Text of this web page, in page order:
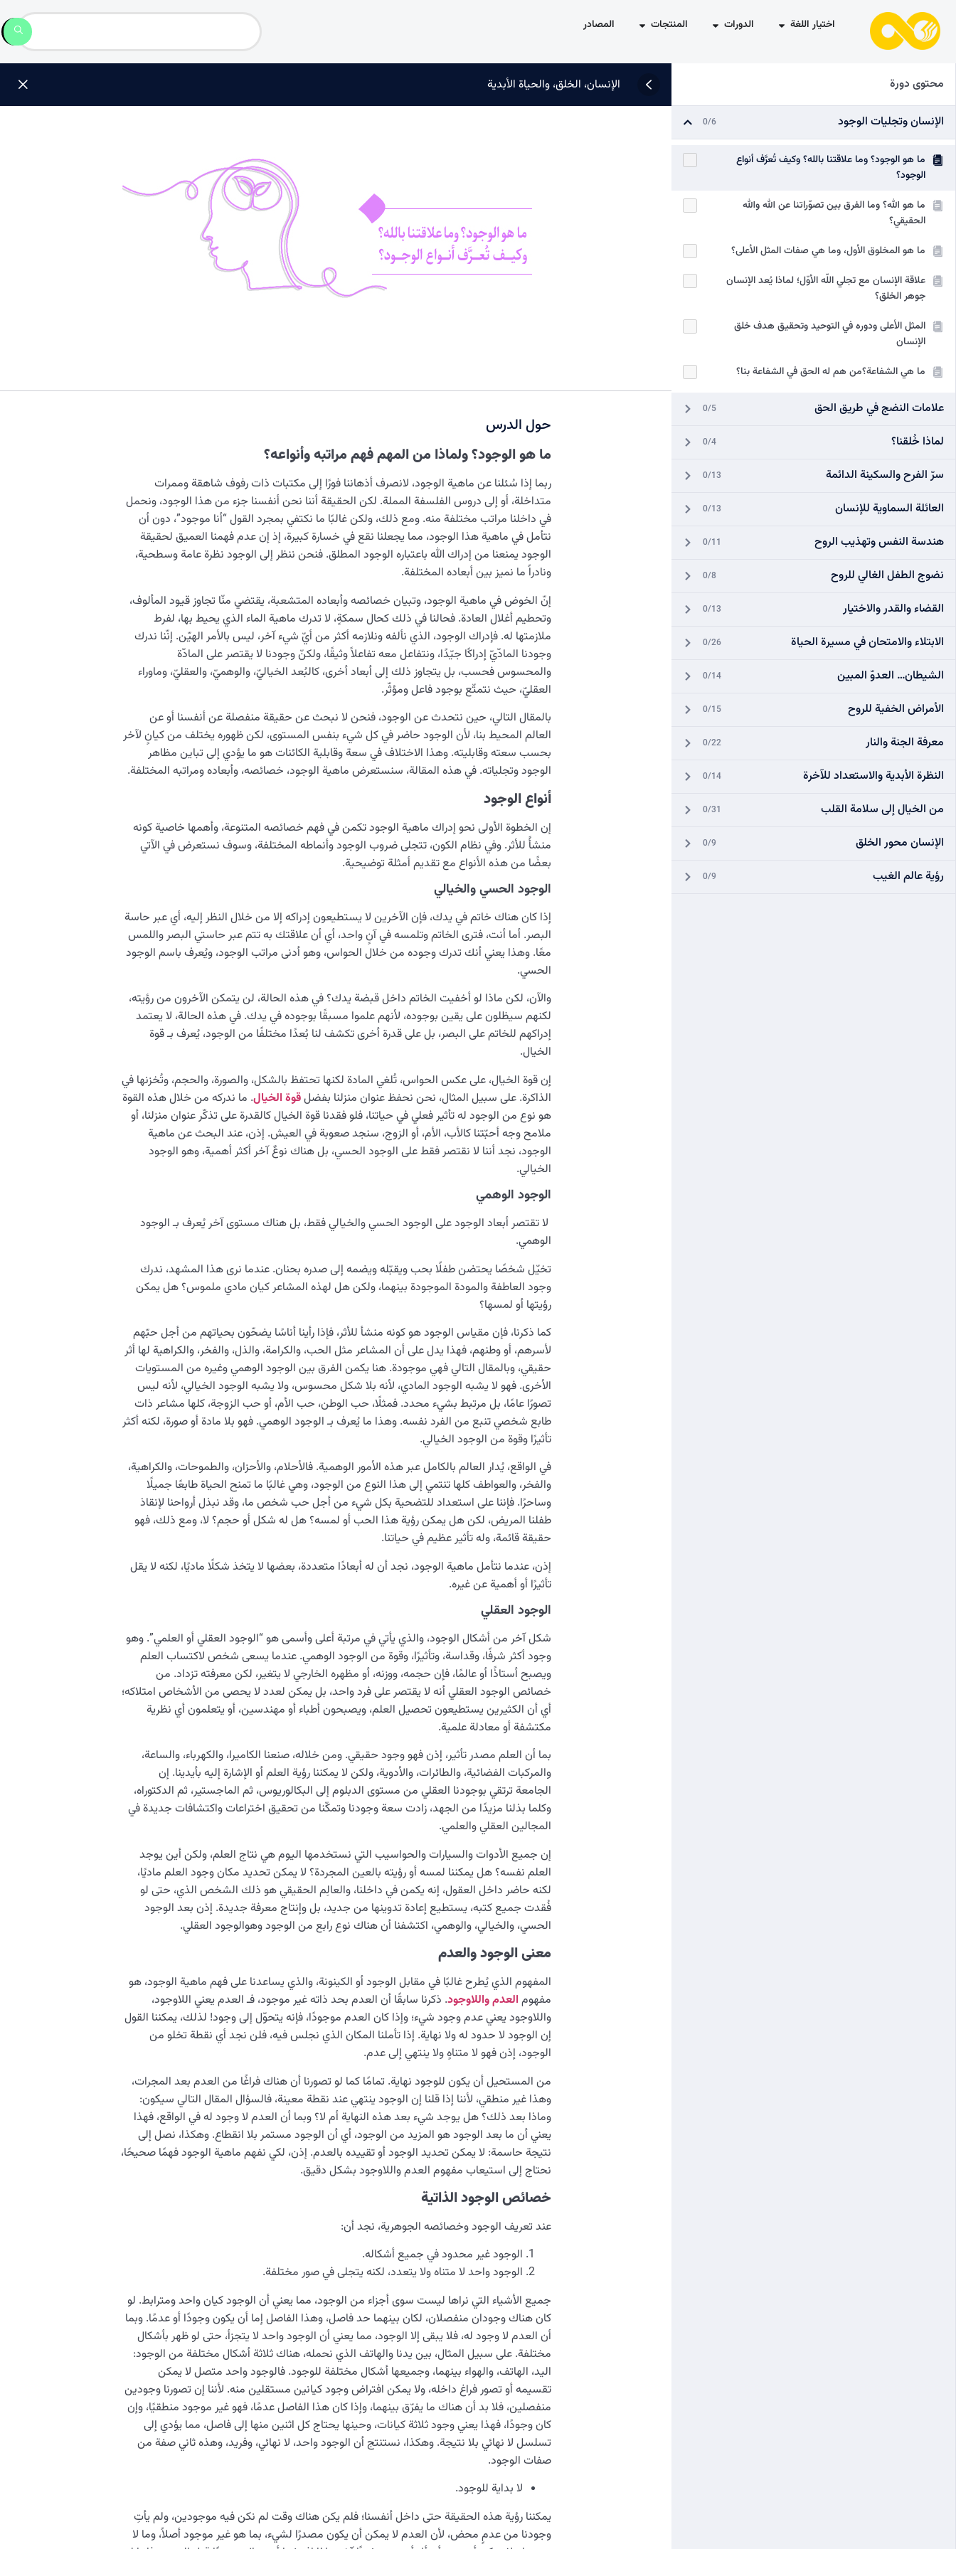
اختيار اللغة الدورات المنتجات المصادر
محتوى دورة
الإنسان وتجليات الوجود 0/6
ما هو الوجود؟ وما علاقتنا بالله؟ وكيف تُعرَّف أنواع
الوجود؟
ما هو الله؟ وما الفرق بين تصوّراتنا عن الله والله
الحقيقي؟
ما هو المخلوق الأول، وما هي صفات المثل الأعلى؟
علاقة الإنسان مع تجلي اللّه الأوّل؛ لماذا يُعد الإنسان
جوهر الخلق؟
المثل الأعلى ودوره في التوحيد وتحقيق هدف خلق
الإنسان
ما هي الشفاعة؟من هم له الحق في الشفاعة بنا؟
علامات النضج في طريق الحق 0/5
لماذا خُلقنا؟ 0/4
سرّ الفرح والسكينة الدائمة 0/13
العائلة السماوية للإنسان 0/13
هندسة النفس وتهذيب الروح 0/11
نضوج الطفل الغالي للروح 0/8
القضاء والقدر والاختيار 0/13
الابتلاء والامتحان في مسيرة الحياة 0/26
الشيطان… العدوّ المبين 0/14
الأمراض الخفية للروح 0/15
معرفة الجنة والنار 0/22
النظرة الأبدية والاستعداد للآخرة 0/14
من الخيال إلى سلامة القلب 0/31
الإنسان محور الخلق 0/9
رؤية عالم الغيب 0/9
الإنسان، الخلق، والحياة الأبدية
حول الدرس
ما هو الوجود؟ ولماذا من المهم فهم مراتبه وأنواعه؟
ربما إذا سُئلنا عن ماهية الوجود، لانصرف أذهاننا فورًا إلى مكتبات ذات رفوف شاهقة وممرات
متداخلة، أو إلى دروس الفلسفة المملة. لكن الحقيقة أننا نحن أنفسنا جزء من هذا الوجود، ونحمل
في داخلنا مراتب مختلفة منه. ومع ذلك، ولكن غالبًا ما نكتفي بمجرد القول “أنا موجود”، دون أن
نتأمل في ماهية هذا الوجود، مما يجعلنا نقع في خسارة كبيرة، إذ إن عدم فهمنا العميق لحقيقة
الوجود يمنعنا من إدراك الله باعتباره الوجود المطلق. فنحن ننظر إلى الوجود نظرة عامة وسطحية،
ونادراً ما نميز بين أبعاده المختلفة.
إنّ الخوض في ماهية الوجود، وتبيان خصائصه وأبعاده المتشعبة، يقتضي منّا تجاوز قيود المألوف،
وتحطيم أغلال العادة. فحالنا في ذلك كحال سمكةٍ، لا تدرك ماهية الماء الذي يحيط بها، لفرط
ملازمتها له. فإدراك الوجود، الذي نألفه ونلازمه أكثر من أيّ شيء آخر، ليس بالأمر الهيّن. إنّنا ندرك
وجودنا المادّيّ إدراكًا جيّدًا، ونتفاعل معه تفاعلاً وثيقًا، ولكنّ وجودنا لا يقتصر على المادّة
والمحسوس فحسب، بل يتجاوز ذلك إلى أبعاد أخرى، كالبُعد الخياليّ، والوهميّ، والعقليّ، وماوراء
العقليّ، حيث نتمتّع بوجود فاعل ومؤثّر.
بالمقال التالي، حين نتحدث عن الوجود، فنحن لا نبحث عن حقيقة منفصلة عن أنفسنا أو عن
العالم المحيط بنا، لأن الوجود حاضر في كل شيء بنفس المستوى، لكن ظهوره يختلف من كيانٍ لآخر
بحسب سعته وقابليته. وهذا الاختلاف في سعة وقابلية الكائنات هو ما يؤدي إلى تباين مظاهر
الوجود وتجلياته. في هذه المقالة، سنستعرض ماهية الوجود، خصائصه، وأبعاده ومراتبه المختلفة.
أنواع الوجود
إن الخطوة الأولى نحو إدراك ماهية الوجود تكمن في فهم خصائصه المتنوعة، وأهمها خاصية كونه
منشأً للأثر. وفي نظام الكون، تتجلى ضروب الوجود وأنماطه المختلفة، وسوف نستعرض في الآتي
بعضًا من هذه الأنواع مع تقديم أمثلة توضيحية.
الوجود الحسي والخيالي
إذا كان هناك خاتم في يدك، فإن الآخرين لا يستطيعون إدراكه إلا من خلال النظر إليه، أي عبر حاسة
البصر. أما أنت، فترى الخاتم وتلمسه في آنٍ واحد، أي أن علاقتك به تتم عبر حاستي البصر واللمس
معًا. وهذا يعني أنك تدرك وجوده من خلال الحواس، وهو أدنى مراتب الوجود، ويُعرف باسم الوجود
الحسي.
والآن، لكن ماذا لو أخفيت الخاتم داخل قبضة يدك؟ في هذه الحالة، لن يتمكن الآخرون من رؤيته،
لكنهم سيظلون على يقين بوجوده، لأنهم علموا مسبقًا بوجوده في يدك. في هذه الحالة، لا يعتمد
إدراكهم للخاتم على البصر، بل على قدرة أخرى تكشف لنا بُعدًا مختلفًا من الوجود، يُعرف بـ قوة
الخيال.
إن قوة الخيال، على عكس الحواس، تُلغي المادة لكنها تحتفظ بالشكل، والصورة، والحجم، وتُخزنها في
الذاكرة. على سبيل المثال، نحن نحفظ عنوان منزلنا بفضلقوة الخيال. ما ندركه من خلال هذه القوة
هو نوع من الوجود له تأثير فعلي في حياتنا، فلو فقدنا قوة الخيال كالقدرة على تذكّر عنوان منزلنا، أو
ملامح وجه أحبّتنا كالأب، الأم، أو الزوج، سنجد صعوبة في العيش. إذن، عند البحث عن ماهية
الوجود، نجد أننا لا نقتصر فقط على الوجود الحسي، بل هناك نوعٌ آخر أكثر أهمية، وهو الوجود
الخيالي.
الوجود الوهمي
لا تقتصر أبعاد الوجود على الوجود الحسي والخيالي فقط، بل هناك مستوى آخر يُعرف بـ الوجود
الوهمي.
تخيّل شخصًا يحتضن طفلًا بحب ويقبّله ويضمه إلى صدره بحنان. عندما نرى هذا المشهد، ندرك
وجود العاطفة والمودة الموجودة بينهما، ولكن هل لهذه المشاعر كيان مادي ملموس؟ هل يمكن
رؤيتها أو لمسها؟
كما ذكرنا، فإن مقياس الوجود هو كونه منشأ للأثر، فإذا رأينا أناسًا يضحّون بحياتهم من أجل حبّهم
لأسرهم، أو وطنهم، فهذا يدل على أن المشاعر مثل الحب، والكرامة، والذل، والفخر، والكراهية لها أثر
حقيقي، وبالمقال التالي فهي موجودة. هنا يكمن الفرق بين الوجود الوهمي وغيره من المستويات
الأخرى. فهو لا يشبه الوجود المادي، لأنه بلا شكل محسوس، ولا يشبه الوجود الخيالي، لأنه ليس
تصورًا عامًا، بل مرتبط بشيء محدد. فمثلًا، حب الوطن، حب الأم، أو حب الزوجة، كلها مشاعر ذات
طابع شخصي تنبع من الفرد نفسه. وهذا ما يُعرف بـ الوجود الوهمي. فهو بلا مادة أو صورة، لكنه أكثر
تأثيرًا وقوة من الوجود الخيالي.
في الواقع، يُدار العالم بالكامل عبر هذه الأمور الوهمية. فالأحلام، والأحزان، والطموحات، والكراهية،
والفخر، والعواطف كلها تنتمي إلى هذا النوع من الوجود، وهي غالبًا ما تمنح الحياة طابعًا جميلًا
وساحرًا. فإننا على استعداد للتضحية بكل شيء من أجل حب شخص ما، وقد نبذل أرواحنا لإنقاذ
طفلنا المريض، لكن هل يمكن رؤية هذا الحب أو لمسه؟ هل له شكل أو حجم؟ لا، ومع ذلك، فهو
حقيقة قائمة، وله تأثير عظيم في حياتنا.
إذن، عندما نتأمل ماهية الوجود، نجد أن له أبعادًا متعددة، بعضها لا يتخذ شكلًا ماديًا، لكنه لا يقل
تأثيرًا أو أهمية عن غيره.
الوجود العقلي
شكل آخر من أشكال الوجود، والذي يأتي في مرتبة أعلى وأسمى هو “الوجود العقلي أو العلمي”. وهو
وجود أكثر شرفًا، وقداسة، وتأثيرًا، وقوة من الوجود الوهمي. عندما يسعى شخص لاكتساب العلم
ويصبح أستاذًا أو عالمًا، فإن حجمه، ووزنه، أو مظهره الخارجي لا يتغير، لكن معرفته تزداد. من
خصائص الوجود العقلي أنه لا يقتصر على فرد واحد، بل يمكن لعدد لا يحصى من الأشخاص امتلاكه؛
أي أن الكثيرين يستطيعون تحصيل العلم، ويصبحون أطباء أو مهندسين، أو يتعلمون أي نظرية
مكتشفة أو معادلة علمية.
بما أن العلم مصدر تأثير، إذن فهو وجود حقيقي. ومن خلاله، صنعنا الكاميرا، والكهرباء، والساعة،
والمركبات الفضائية، والطائرات، والأدوية، ولكن لا يمكننا رؤية العلم أو الإشارة إليه بأيدينا. إن
الجامعة ترتقي بوجودنا العقلي من مستوى الدبلوم إلى البكالوريوس، ثم الماجستير، ثم الدكتوراه،
وكلما بذلنا مزيدًا من الجهد، زادت سعة وجودنا وتمكّنا من تحقيق اختراعات واكتشافات جديدة في
المجالين العقلي والعلمي.
إن جميع الأدوات والسيارات والحواسيب التي نستخدمها اليوم هي نتاج العلم، ولكن أين يوجد
العلم نفسه؟ هل يمكننا لمسه أو رؤيته بالعين المجردة؟ لا يمكن تحديد مكان وجود العلم ماديًا،
لكنه حاضر داخل العقول، إنه يكمن في داخلنا، والعالِم الحقيقي هو ذلك الشخص الذي، حتى لو
فُقدت جميع كتبه، يستطيع إعادة تدوينها من جديد، بل وإنتاج معرفة جديدة. إذن بعد الوجود
الحسي، والخيالي، والوهمي، اكتشفنا أن هناك نوع رابع من الوجود وهوالوجود العقلي.
معنى الوجود والعدم
المفهوم الذي يُطرح غالبًا في مقابل الوجود أو الكينونة، والذي يساعدنا على فهم ماهية الوجود، هو
مفهوم العدم واللاوجود. ذكرنا سابقًا أن العدم بحد ذاته غير موجود، فـ العدم يعني اللاوجود،
واللاوجود يعني عدم وجود شيء؛ وإذا كان العدم موجودًا، فإنه يتحوّل إلى وجود! لذلك، يمكننا القول
إن الوجود لا حدود له ولا نهاية. إذا تأملنا المكان الذي نجلس فيه، فلن نجد أي نقطة تخلو من
الوجود، إذن فهو لا متناهٍ ولا ينتهي إلى عدم.
من المستحيل أن يكون للوجود نهاية. تمامًا كما لو تصورنا أن هناك فراغًا من العدم بعد المجرات،
وهذا غير منطقي، لأننا إذا قلنا إن الوجود ينتهي عند نقطة معينة، فالسؤال المقال التالي سيكون:
وماذا بعد ذلك؟ هل يوجد شيء بعد هذه النهاية أم لا؟ وبما أن العدم لا وجود له في الواقع، فهذا
يعني أن ما بعد الوجود هو المزيد من الوجود، أي أن الوجود مستمر بلا انقطاع. وهكذا، نصل إلى
نتيجة حاسمة: لا يمكن تحديد الوجود أو تقييده بالعدم. إذن، لكي نفهم ماهية الوجود فهمًا صحيحًا،
نحتاج إلى استيعاب مفهوم العدم واللاوجود بشكل دقيق.
خصائص الوجود الذاتية
عند تعريف الوجود وخصائصه الجوهرية، نجد أن:
الوجود غير محدود في جميع أشكاله.
الوجود واحد لا متناه ولا يتعدد، لكنه يتجلى في صور مختلفة.
جميع الأشياء التي نراها ليست سوى أجزاء من الوجود، مما يعني أن الوجود كيان واحد ومترابط. لو
كان هناك وجودان منفصلان، لكان بينهما حد فاصل، وهذا الفاصل إما أن يكون وجودًا أو عدمًا. وبما
أن العدم لا وجود له، فلا يبقى إلا الوجود، مما يعني أن الوجود واحد لا يتجزأ، حتى لو ظهر بأشكال
مختلفة. على سبيل المثال، بين يدنا والهاتف الذي نحمله، هناك ثلاثة أشكال مختلفة من الوجود:
اليد، الهاتف، والهواء بينهما، وجميعها أشكال مختلفة للوجود. فالوجود واحد متصل لا يمكن
تقسيمه أو تصور فراغ داخله، ولا يمكن افتراض وجود كيانين مستقلين منه. لأننا إن تصورنا وجودين
منفصلين، فلا بد أن هناك ما يفرّق بينهما، وإذا كان هذا الفاصل عدمًا، فهو غير موجود منطقيًا، وإن
كان وجودًا، فهذا يعني وجود ثلاثة كيانات، وحينها يحتاج كل اثنين منها إلى فاصل، مما يؤدي إلى
تسلسل لا نهائي بلا نتيجة. وهكذا، نستنتج أن الوجود واحد، لا نهائي، وفريد، وهذه ثاني صفة من
صفات الوجود.
لا بداية للوجود.
يمكننا رؤية هذه الحقيقة حتى داخل أنفسنا؛ فلم يكن هناك وقت لم نكن فيه موجودين، ولم يأتِ
وجودنا من عدمٍ محض، لأن العدم لا يمكن أن يكون مصدرًا لشيء، بما هو غير موجود أصلاً، وما لا